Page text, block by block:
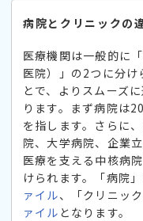
病院とクリニックの
医療機関は一般的に
医院）」の2つに分け
とで、よりスムーズ
ります。まず病院は
を指します。さらに
院、大学病院、企業
医療を支える中核病
けられます。「病院
ァイル、「クリニッ
ァイル となります。